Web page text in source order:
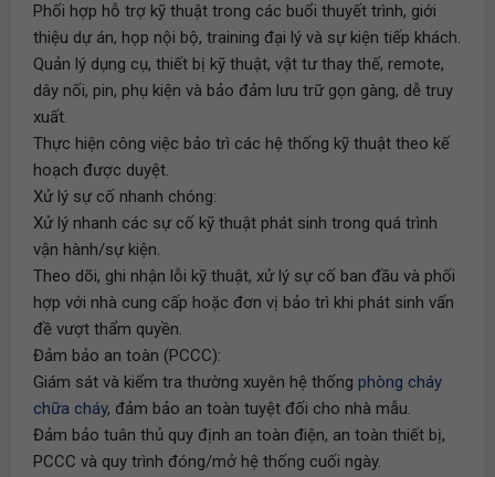
Phối hợp hỗ trợ kỹ thuật trong các buổi thuyết trình, giới
thiệu dự án, họp nội bộ, training đại lý và sự kiện tiếp khách.
Quản lý dụng cụ, thiết bị kỹ thuật, vật tư thay thế, remote,
dây nối, pin, phụ kiện và bảo đảm lưu trữ gọn gàng, dễ truy
xuất.
Thực hiện công việc bảo trì các hệ thống kỹ thuật theo kế
hoạch được duyệt.
Xử lý sự cố nhanh chóng:
Xử lý nhanh các sự cố kỹ thuật phát sinh trong quá trình
vận hành/sự kiện.
Theo dõi, ghi nhận lỗi kỹ thuật, xử lý sự cố ban đầu và phối
hợp với nhà cung cấp hoặc đơn vị bảo trì khi phát sinh vấn
đề vượt thẩm quyền.
Đảm bảo an toàn (PCCC):
Giám sát và kiểm tra thường xuyên hệ thống phòng cháy
chữa cháy, đảm bảo an toàn tuyệt đối cho nhà mẫu.
Đảm bảo tuân thủ quy định an toàn điện, an toàn thiết bị,
PCCC và quy trình đóng/mở hệ thống cuối ngày.